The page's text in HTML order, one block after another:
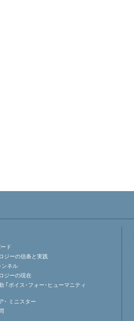
ド
ジーの信条と実践
ンネル
ジーの現在
｢ボイス･フォー･ヒューマニティ
･
ミニスター